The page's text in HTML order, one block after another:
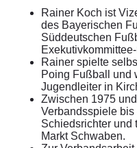
Rainer Koch ist
des Bayerischen
Süddeutschen
Rainer spielte
Poing Fußball und
Jugendleiter in
Zwischen 1975
Verbandsspiele
Schiedsrichter und
Markt Schwaben.